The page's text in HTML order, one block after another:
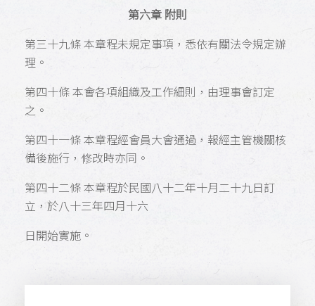
第六章 附則
第三十九條 本章程未規定事項，悉依有關法令規定辦
理。
第四十條 本會各項組織及工作細則，由理事會訂定
之。
第四十一條 本章程經會員大會通過，報經主管機關核
備後施行，修改時亦同。
第四十二條 本章程於民國八十二年十月二十九日訂
立，於八十三年四月十六
日開始實施。